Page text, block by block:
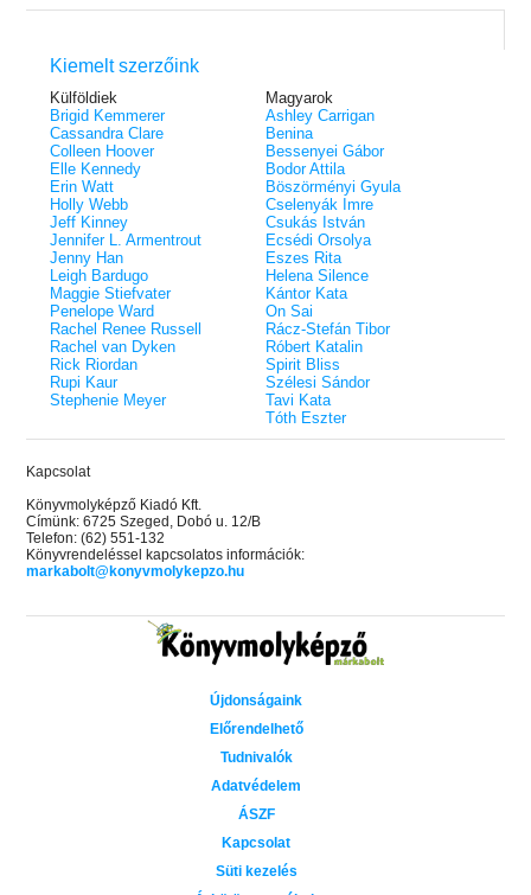
Kiemelt szerzőink
Külföldiek
Brigid Kemmerer
Cassandra Clare
Colleen Hoover
Elle Kennedy
Erin Watt
Holly Webb
Jeff Kinney
Jennifer L. Armentrout
Jenny Han
Leigh Bardugo
Maggie Stiefvater
Penelope Ward
Rachel Renee Russell
Rachel van Dyken
Rick Riordan
Rupi Kaur
Stephenie Meyer
Magyarok
Ashley Carrigan
Benina
Bessenyei Gábor
Bodor Attila
Böszörményi Gyula
Cselenyák Imre
Csukás István
Ecsédi Orsolya
Eszes Rita
Helena Silence
Kántor Kata
On Sai
Rácz-Stefán Tibor
Róbert Katalin
Spirit Bliss
Szélesi Sándor
Tavi Kata
Tóth Eszter
Kapcsolat
Könyvmolyképző Kiadó Kft.
Címünk: 6725 Szeged, Dobó u. 12/B
Telefon: (62) 551-132
Könyvrendeléssel kapcsolatos információk:
markabolt@konyvmolykepzo.hu
Újdonságaink
Előrendelhető
Tudnivalók
Adatvédelem
ÁSZF
Kapcsolat
Süti kezelés